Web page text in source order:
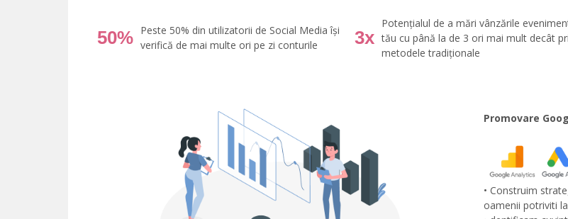
50% Peste 50% din utilizatorii de Social Media își
verifică de mai multe ori pe zi conturile
3x
Potențialul de a mări vânzările
tău cu până la de 3 ori mai mult decât
metodele tradiționale
Promovare
• Construim
oamenii potriviti